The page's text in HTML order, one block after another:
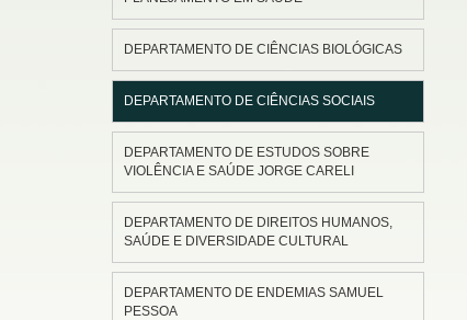
DEPARTAMENTO DE CIÊNCIAS BIOLÓGICAS
DEPARTAMENTO DE CIÊNCIAS SOCIAIS
DEPARTAMENTO DE ESTUDOS SOBRE
VIOLÊNCIA E SAÚDE JORGE CARELI
DEPARTAMENTO DE DIREITOS HUMANOS,
SAÚDE E DIVERSIDADE CULTURAL
DEPARTAMENTO DE ENDEMIAS SAMUEL
PESSOA